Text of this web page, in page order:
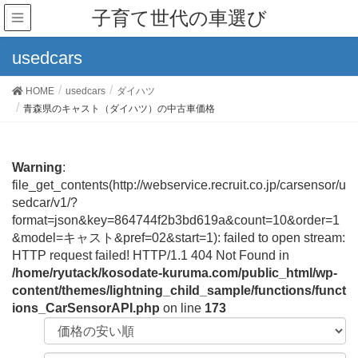
子育て世代の車選び
usedcars
HOME usedcars
ダイハツ
青森県のキャスト（ダイハツ）の中古車価格
Warning:
file_get_contents(http://webservice.recruit.co.jp/carsensor/u
sedcar/v1/?
format=json&key=864744f2b3bd619a&count=10&order=1
&model=キャスト&pref=02&start=1): failed to open stream:
HTTP request failed! HTTP/1.1 404 Not Found in
/home/ryutack/kosodate-kuruma.com/public_html/wp-
content/themes/lightning_child_sample/functions/funct
ions_CarSensorAPI.php on line 173